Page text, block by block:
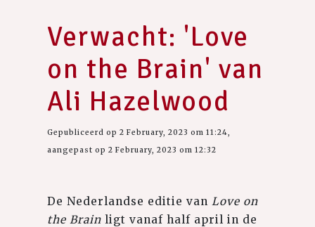
Verwacht: 'Love
on the Brain' van
Ali Hazelwood
Gepubliceerd op 2 February, 2023 om 11:24,
aangepast op 2 February, 2023 om 12:32
De Nederlandse editie van Love on
the Brain ligt vanaf half april in de